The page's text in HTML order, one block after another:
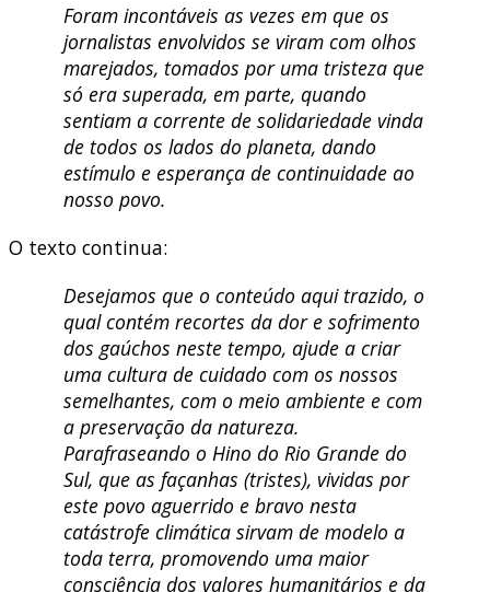
Foram incontáveis as vezes em que os
jornalistas envolvidos se viram com olhos
marejados, tomados por uma tristeza que
só era superada, em parte, quando
sentiam a corrente de solidariedade vinda
de todos os lados do planeta, dando
estímulo e esperança de continuidade ao
nosso povo.
O texto continua:
Desejamos que o conteúdo aqui trazido, o
qual contém recortes da dor e sofrimento
dos gaúchos neste tempo, ajude a criar
uma cultura de cuidado com os nossos
semelhantes, com o meio ambiente e com
a preservação da natureza.
Parafraseando o Hino do Rio Grande do
Sul, que as façanhas (tristes), vividas por
este povo aguerrido e bravo nesta
catástrofe climática sirvam de modelo a
toda terra, promovendo uma maior
consciência dos valores humanitários e da